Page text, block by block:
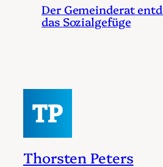
Der Gemeinderat
das Sozialgefüge
Thorsten Peters